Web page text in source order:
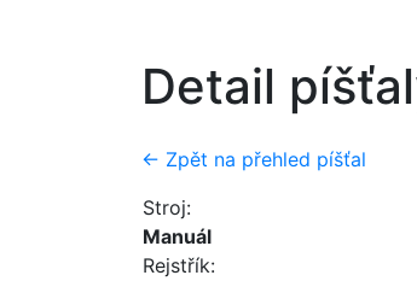
Detail
← Zpět na přehled píšťal
Stroj:
Manuál
Rejstřík: